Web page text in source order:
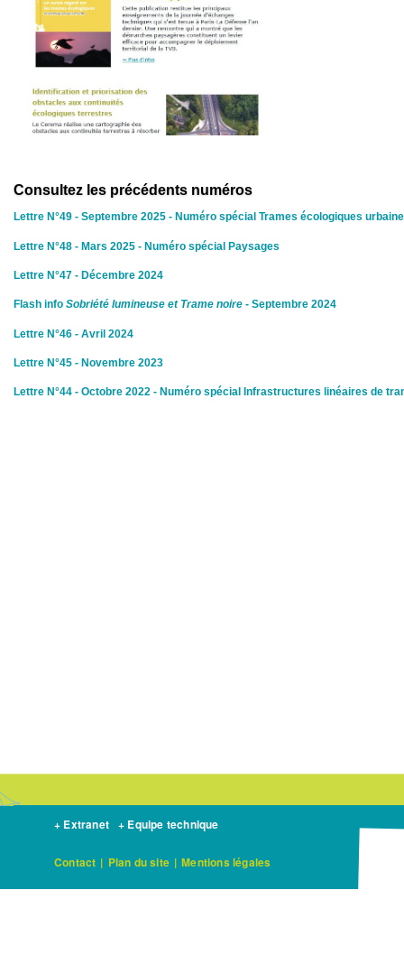
Consultez les précédents numéros
Lettre N°49 - Septembre 2025 - Numéro spécial Trames écologiques
Lettre N°48 - Mars 2025 - Numéro spécial Paysages
Lettre N°47 - Décembre 2024
Flash info Sobriété lumineuse et Trame noire - Septembre 2024
Lettre N°46 - Avril 2024
Lettre N°45 - Novembre 2023
Lettre N°44 - Octobre 2022 - Numéro spécial Infrastructures linéaires de
+ Extranet + Equipe technique
Contact | Plan du site | Mentions légales